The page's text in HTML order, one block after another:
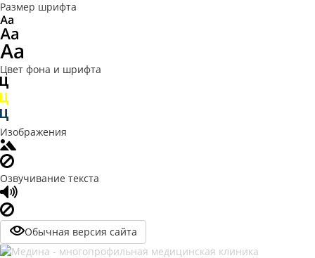
Размер шрифта
Цвет фона и шрифта
Изображения
Озвучивание текста
Обычная версия сайта